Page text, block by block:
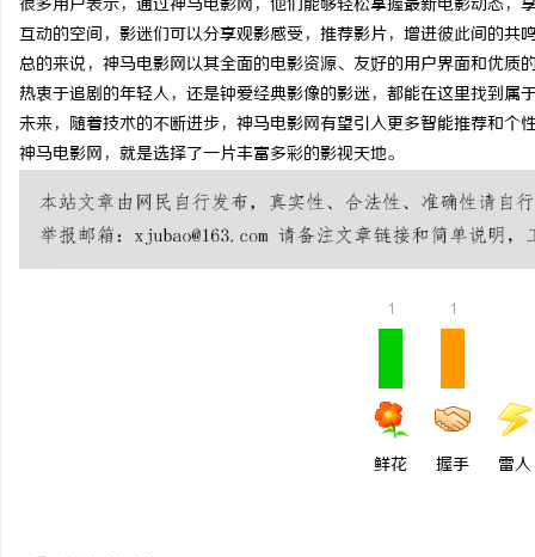
很多用户表示，通过神马电影网，他们能够轻松掌握最新电影动态
互动的空间，影迷们可以分享观影感受，推荐影片，增进彼此间的共
总的来说，神马电影网以其全面的电影资源、友好的用户界面和优
热衷于追剧的年轻人，还是钟爱经典影像的影迷，都能在这里找到属
未来，随着技术的不断进步，神马电影网有望引入更多智能推荐和
神马电影网，就是选择了一片丰富多彩的影视天地。
1
鲜花
1
握手 雷人